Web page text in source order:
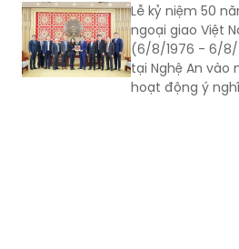
Lễ kỷ niệm 50
ngoại giao Việt
(6/8/1976 - 6/8/
tại Nghệ An vào
hoạt động ý